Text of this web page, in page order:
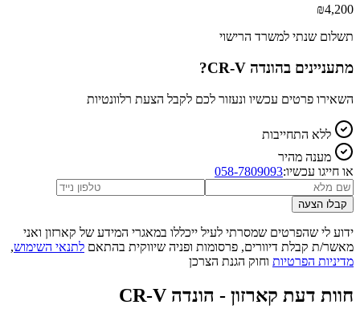
₪4,200
תשלום שנתי למשרד הרישוי
מתעניינים בהונדה CR-V ?
השאירו פרטים עכשיו ונעזור לכם לקבל הצעת רלוונטיות
ללא התחייבות
מענה מהיר
או חייגו עכשיו:058-7809093
קבלו הצעה
ידוע לי שהפרטים שמסרתי לעיל ייכללו במאגרי המידע של קארזון ואני
מאשר/ת קבלת דיוורים, פרסומות ופניה שיווקית בהתאם לתנאי השימוש,
מדיניות הפרטיות וחוק הגנת הצרכן
חוות דעת קארזון - הונדה CR-V